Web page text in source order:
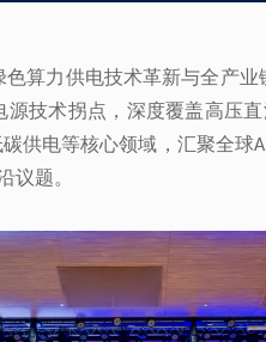
供电等核心领域，汇聚全球AI
议题。